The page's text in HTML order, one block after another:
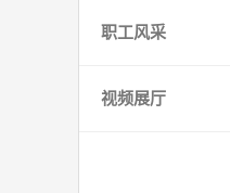
职工风采
视频展厅